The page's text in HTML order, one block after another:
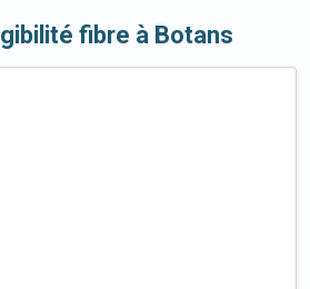
fibre à Botans